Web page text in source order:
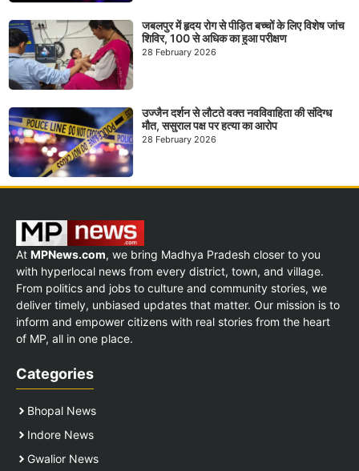
जबलपुर में हृदय रोग से पीड़ित बच्चों के लिए विशेष जांच
शिविर, 100 से अधिक का हुआ परीक्षण
28 February 2026
उज्जैन दर्शन से लौटते वक्त नवविवाहिता की संदिग्ध
मौत, ससुराल पक्ष पर हत्या का आरोप
28 February 2026
At MPNews.com, we bring Madhya Pradesh closer to you
with hyperlocal news from every district, town, and village.
From politics and jobs to culture and community stories, we
deliver timely, unbiased updates that matter. Our mission is to
inform and empower citizens with real stories from the heart
of MP, all in one place.
Categories
Bhopal News
Indore News
Gwalior News